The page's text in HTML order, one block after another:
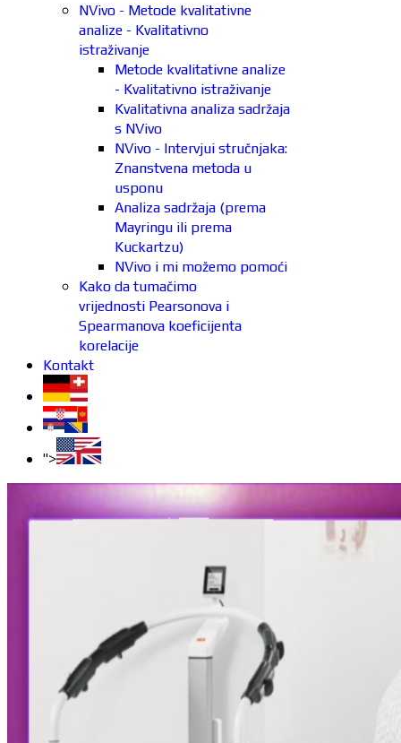
NVivo - Metode kvalitativne
analize - Kvalitativno
istraživanje
Metode kvalitativne analize
- Kvalitativno istraživanje
Kvalitativna analiza sadržaja
s NVivo
NVivo - Intervjui stručnjaka:
Znanstvena metoda u
usponu
Analiza sadržaja (prema
Mayringu ili prema
Kuckartzu)
NVivo i mi možemo pomoći
Kako da tumačimo
vrijednosti Pearsonova i
Spearmanova koeficijenta
korelacije
Kontakt
">